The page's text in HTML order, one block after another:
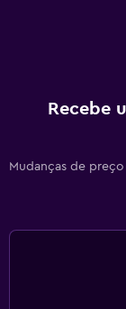
Recebe
Mudanças de